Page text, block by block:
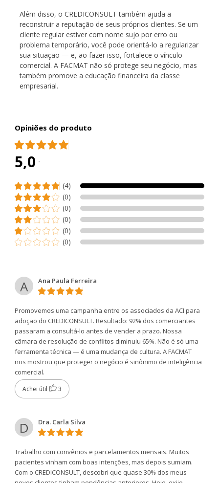
Além disso, o CREDICONSULT também ajuda a
reconstruir a reputação de seus próprios clientes. Se um
cliente regular estiver com nome sujo por erro ou
problema temporário, você pode orientá-lo a regularizar
sua situação — e, ao fazer isso, fortalece o vínculo
comercial. A FACMAT não só protege seu negócio, mas
também promove a educação financeira da classe
empresarial.
Opiniões do produto
5,0
(4)
(0)
(0)
(0)
(0)
(0)
A Ana Paula Ferreira
Promovemos uma campanha entre os associados da ACI para
adoção do CREDICONSULT. Resultado: 92% dos comerciantes
passaram a consultá-lo antes de vender a prazo. Nossa
câmara de resolução de conflitos diminuiu 65%. Não é só uma
ferramenta técnica — é uma mudança de cultura. A FACMAT
nos mostrou que proteger o negócio é sinônimo de inteligência
comercial.
Achei útil 3
D Dra. Carla Silva
Trabalho com convênios e parcelamentos mensais. Muitos
pacientes vinham com boas intenções, mas depois sumiam.
Com o CREDICONSULT, descobri que quase 30% dos meus